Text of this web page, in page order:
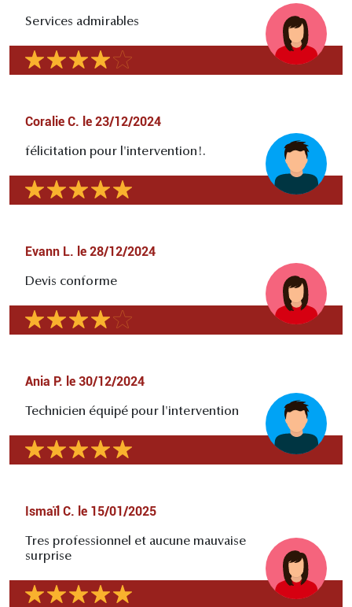
Services admirables
Coralie C. le 23/12/2024
félicitation pour l'intervention!.
Evann L. le 28/12/2024
Devis conforme
Ania P. le 30/12/2024
Technicien équipé pour l'intervention
Ismaïl C. le 15/01/2025
Tres professionnel et aucune mauvaise
surprise